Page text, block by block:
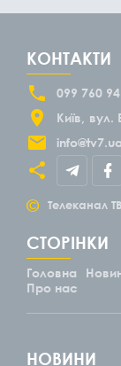
КОНТАКТИ
099 760
Київ
вул.
info@tv7.ua
© Телеканал
СТОРІНКИ
Головна
Про нас
НОВИНИ